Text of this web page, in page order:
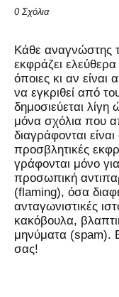
0 Σχόλια
Kάθε αναγνώστης
εκφράζει
όποιες κι αν
να εγκριθεί από
δημοσιεύεται
μόνα σχόλια που
διαγράφονται
προσβλητικές
γράφονται μόνο
προσωπική
(flaming), όσα
ανταγωνιστικές
κακόβουλα,
μηνύματα (spam).
σας!